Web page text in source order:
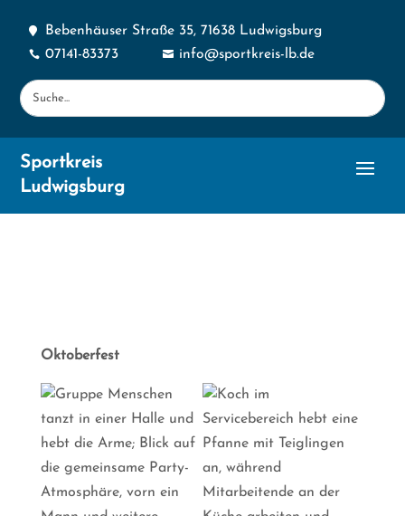
 Bebenhäuser Straße 35, 71638 Ludwigsburg
 07141-83373  info@sportkreis-lb.de
Sportkreis
Ludwigsburg
Oktoberfest